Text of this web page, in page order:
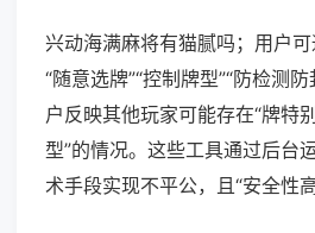
兴动海满麻将有猫腻吗；用户
“随意选牌”“控制牌型”“防检测
户反映其他玩家可能存在“牌特
型”的情况。这些工具通过后台
术手段实现不平公，且“安全性高